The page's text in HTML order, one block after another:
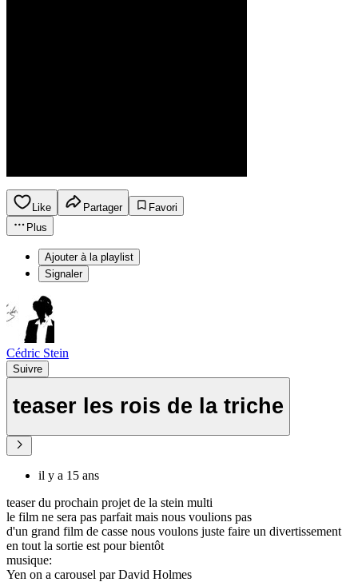
Like Partager
Favori
Plus
Ajouter à la playlist
Signaler
Cédric Stein
Suivre
teaser les rois de la triche
il y a 15 ans
teaser du prochain projet de la stein multi
le film ne sera pas parfait mais nous voulions pas
d'un grand film de casse nous voulons juste faire un divertissement
en tout la sortie est pour bientôt
musique:
Yen on a carousel par David Holmes